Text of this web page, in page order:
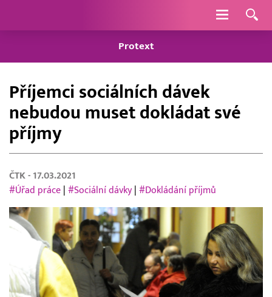
Navigace
Protext
Příjemci sociálních dávek
nebudou muset dokládat své
příjmy
ČTK - 17.03.2021
#Úřad práce #Sociální dávky #Dokládání příjmů